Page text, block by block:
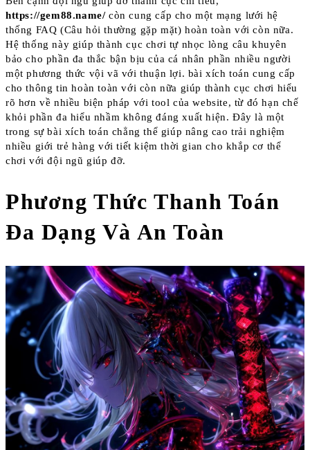
https://gem88.name/còn cung cấp cho một mạng lưới hệ
thống FAQ (Câu hỏi thường gặp mặt) hoàn toàn với còn nữa.
Hệ thống này giúp thành cục chơi tự nhọc lòng câu khuyên
bảo cho phần đa thắc bận bịu của cá nhân phần nhiều người
một phương thức vội vã với thuận lợi. bài xích toán cung cấp
cho thông tin hoàn toàn với còn nữa giúp thành cục chơi hiểu
rõ hơn về nhiều biện pháp với tool của website, từ đó hạn chế
khỏi phần đa hiểu nhầm không đáng xuất hiện. Đây là một
trong sự bài xích toán chẳng thể giúp nâng cao trải nghiệm
nhiều giới trẻ hàng với tiết kiệm thời gian cho khắp cơ thể
chơi với đội ngũ giúp đỡ.
Phương Thức Thanh Toán
Đa Dạng Và An Toàn